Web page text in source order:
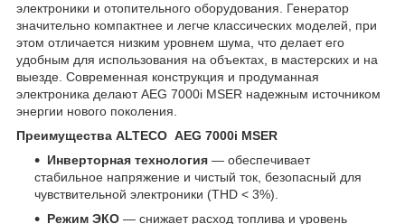
электроники и отопительного оборудования. Генератор
значительно компактнее и легче классических моделей, при
этом отличается низким уровнем шума, что делает его
удобным для использования на объектах, в мастерских и на
выезде. Современная конструкция и продуманная
электроника делают AEG 7000i MSER надежным источником
энергии нового поколения.
Преимущества ALTECO AEG 7000i MSER
Инверторная технология — обеспечивает
стабильное напряжение и чистый ток, безопасный для
чувствительной электроники (THD < 3%).
Режим ЭКО — снижает расход топлива и уровень